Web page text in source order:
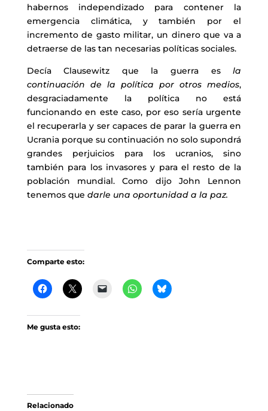
habernos independizado para contener la
emergencia climática, y también por el
incremento de gasto militar, un dinero que va a
detraerse de las tan necesarias políticas sociales.
Decía Clausewitz que la guerra esla
continuación de la política por otros medios,
desgraciadamente la política no está
funcionando en este caso, por eso sería urgente
el recuperarla y ser capaces de parar la guerra en
Ucrania porque su continuación no solo supondrá
grandes perjuicios para los ucranios, sino
también para los invasores y para el resto de la
población mundial. Como dijo John Lennon
tenemos que darle una oportunidad a la paz.
Comparte esto:
Me gusta esto:
Relacionado